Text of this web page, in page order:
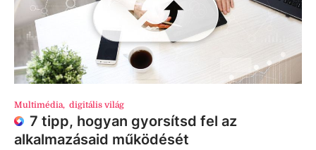
Multimédia, digitális világ
7 tipp, hogyan gyorsítsd fel az
alkalmazásaid működését